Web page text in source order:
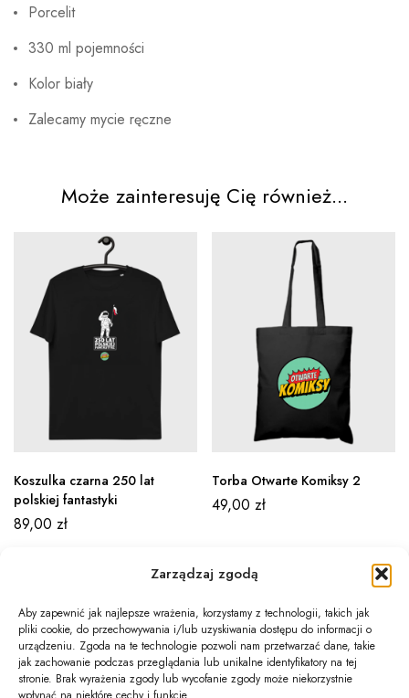
Zarządzaj zgodą
Aby zapewnić jak najlepsze wrażenia, korzystamy z technologii, takich jak
pliki cookie, do przechowywania i/lub uzyskiwania dostępu do informacji o
urządzeniu. Zgoda na te technologie pozwoli nam przetwarzać dane, takie
jak zachowanie podczas przeglądania lub unikalne identyfikatory na tej
stronie. Brak wyrażenia zgody lub wycofanie zgody może niekorzystnie
Porcelit
330 ml pojemności
Kolor biały
Zalecamy mycie ręczne
Może zainteresuję Cię również...
Koszulka czarna 250 lat
polskiej fantastyki
89,00 zł
Torba Otwarte Komiksy 2
49,00 zł
Newsletter
Informacje